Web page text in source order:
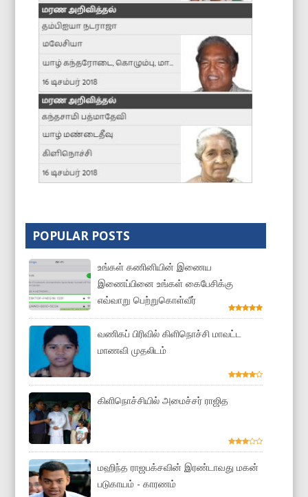
POPULAR POSTS
உங்கள் கணினியின் இணைய
இணைப்பினை உங்கள் கைபேசிக்கு
எவ்வாறு பெற்றுகொள்வீர்
வணிகப் பிரிவில் கிளிநொச்சி மாவட்ட
மாணவி முதலிடம்
கிளிநொச்சியில் அமைச்சர் ராஜித
மஹிந்த ராஜபக்சவின் இரண்டாவது மகன்
படுகாயம் - காரணம்